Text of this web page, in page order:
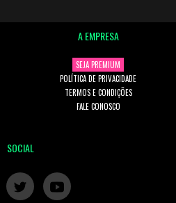
A EMPRESA
SEJA PREMIUM
POLÍTICA DE PRIVACIDADE
TERMOS E CONDIÇÕES
FALE CONOSCO
SOCIAL